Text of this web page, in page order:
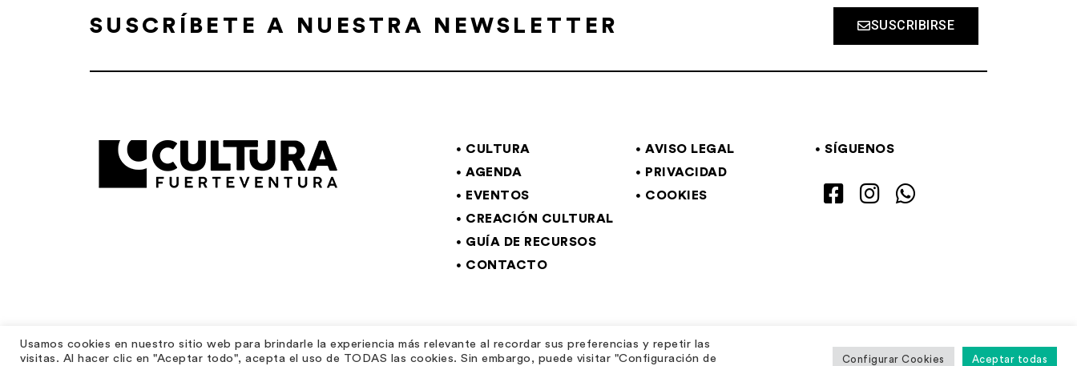
SUSCRÍBETE A NUESTRA NEWSLETTER SUSCRIBIRSE
CULTURA
AGENDA
EVENTOS
CREACIÓN CULTURAL
GUÍA DE RECURSOS
CONTACTO
AVISO LEGAL
PRIVACIDAD
COOKIES
SÍGUENOS
Usamos cookies en nuestro sitio web para brindarle la experiencia más relevante al recordar sus preferencias y repetir las
visitas. Al hacer clic en "Aceptar todo", acepta el uso de TODAS las cookies. Sin embargo, puede visitar "Configuración de
Configurar Cookies Aceptar todas